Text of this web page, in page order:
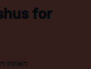
for
innen